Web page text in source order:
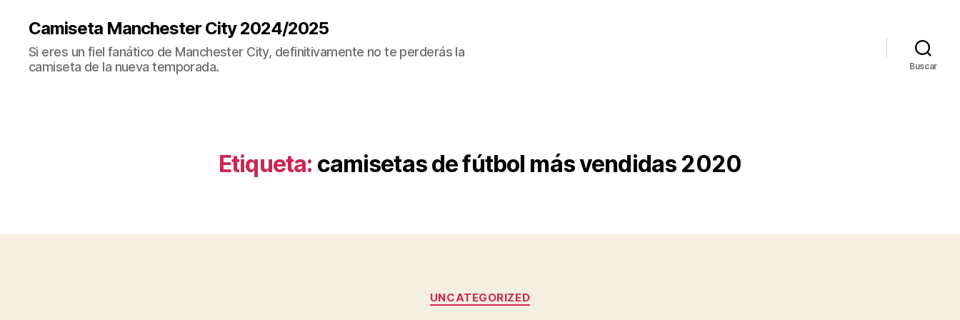
Camiseta Manchester City 2024/2025
Si eres un fiel fanático de Manchester City, definitivamente no te perderás la
camiseta de la nueva temporada.
Buscar
Etiqueta: camisetas de fútbol más vendidas 2020
Categorías
UNCATEGORIZED